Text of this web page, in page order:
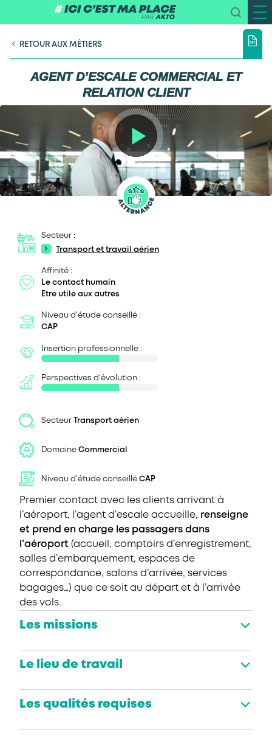
RETOUR AUX MÉTIERS
AGENT D’ESCALE COMMERCIAL ET
RELATION CLIENT
Secteur :
Transport et travail aérien
Affinité :
Le contact humain
Etre utile aux autres
Niveau d'étude conseillé :
CAP
Insertion professionnelle :
Perspectives d’évolution :
Secteur Transport aérien
Domaine Commercial
Niveau d'étude conseillé CAP
Premier contact avec les clients arrivant à
l’aéroport, l’agent d’escale accueille, renseigne
et prend en charge les passagers dans
l’aéroport (accueil, comptoirs d’enregistrement,
salles d’embarquement, espaces de
correspondance, salons d’arrivée, services
bagages…) que ce soit au départ et à l’arrivée
des vols.
Les missions
Le lieu de travail
Les qualités requises